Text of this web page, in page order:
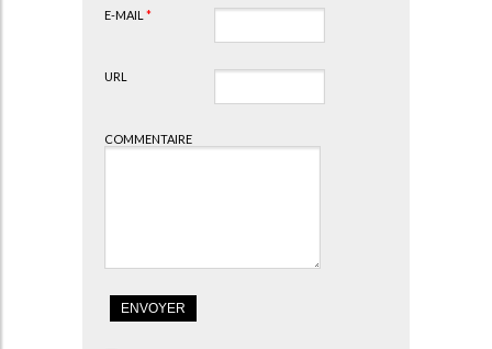
E-MAIL *
URL
COMMENTAIRE